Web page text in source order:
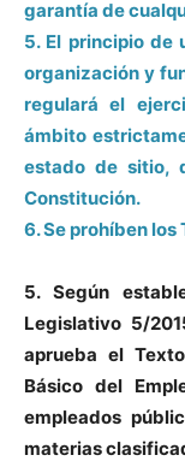
garantía de
5. El principio de
organización y
regulará el
ámbito
estado de sitio,
Constitución.
6. Se prohíben
5. Según
Legislativo 5/
aprueba el
Básico del
empleados
materias